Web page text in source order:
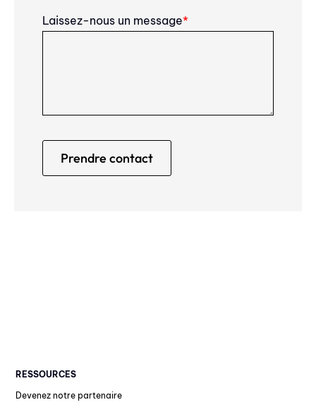
Laissez-nous un message*
RESSOURCES
Devenez notre partenaire